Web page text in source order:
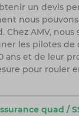
un devis
nous
Chez AMV, nous
les pilotes de
ans et de leur
pour rouler
quad /